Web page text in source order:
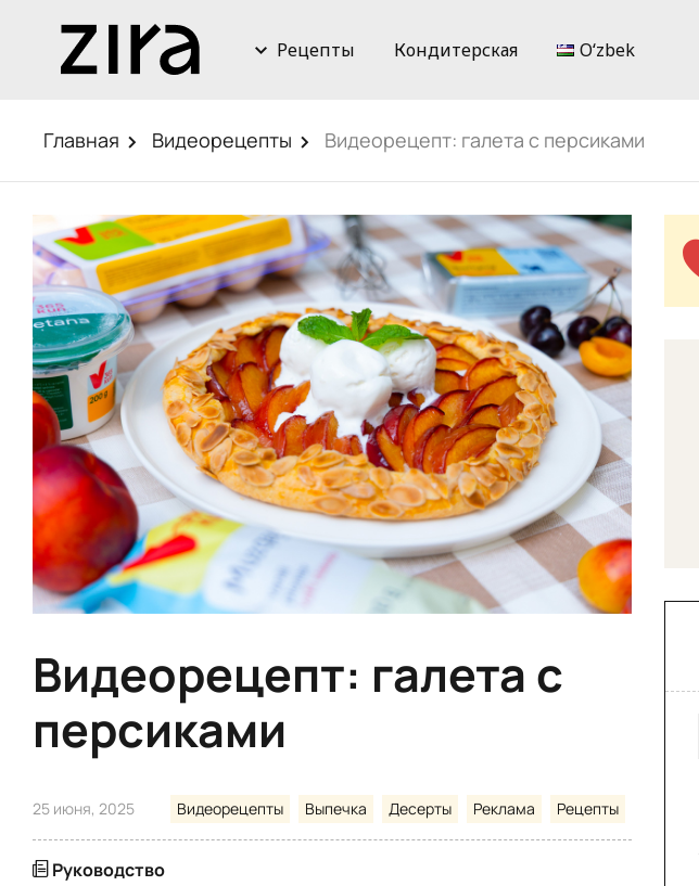
Рецепты Кондитерская Oʻzbek
Главная Видеорецепты Видеорецепт: галета с персиками
Видеорецепт: галета с
персиками
25 июня, 2025 Видеорецепты Выпечка Десерты Реклама Рецепты
Руководство